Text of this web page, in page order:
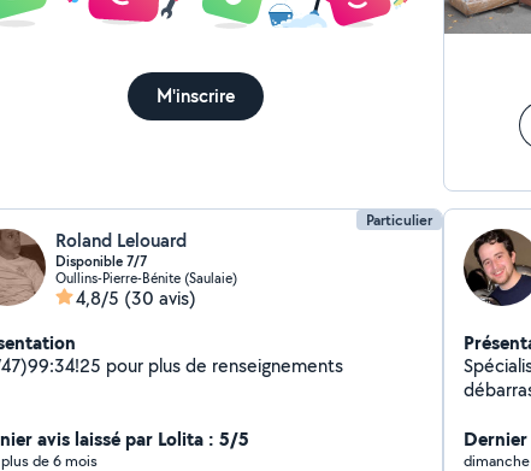
M'inscrire
Particulier
Roland Lelouard
Disponible 7/7
Oullins-Pierre-Bénite (Saulaie)
4,8/5 (30 avis)
pour plus de renseignements
avis laissé par Lolita : 5/5
plus de 6 mois
Spécialiste du
Dernier
dimanche